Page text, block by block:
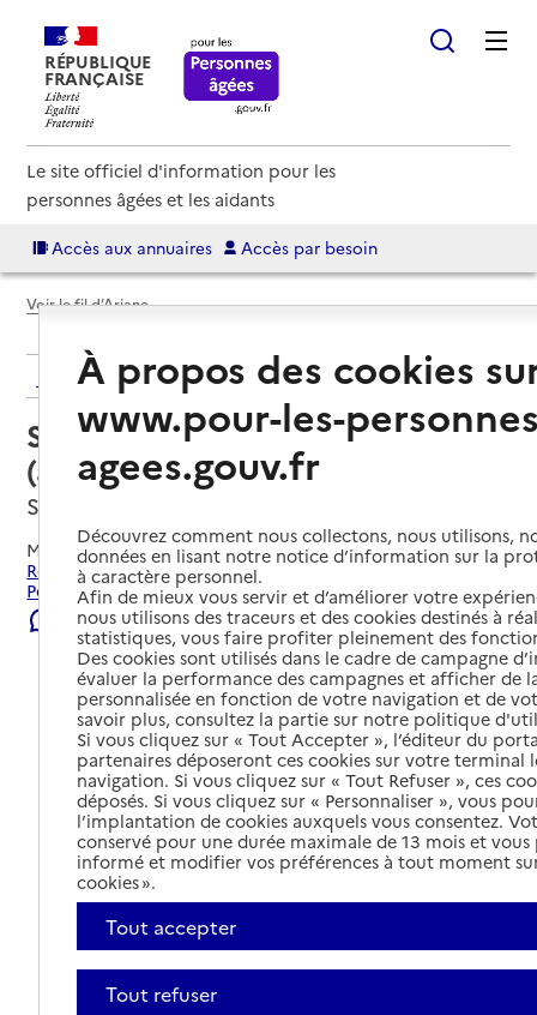
RÉPUBLIQUE
FRANÇAISE
Le site officiel d'information pour les
personnes âgées et les aidants
Accès aux annuaires Accès par besoin
Voir le fil d’Ariane
Retour aux résultats de l'annuaire
Service autonomie à domicile
(aide) – Services du CCAS
Saint-Pourçain-sur-Sioule, ALLIER
Mis à jour le22/07/2026
Rechercher les établissements et services autour de Saint-
Pourçain-sur-Sioule.
Signaler une erreur
À propos des cookies
www.pour-les-
agees.gouv.fr
Découvrez comment nous collectons, nous utilisons,
données en lisant notre notice d’information sur la
à caractère personnel.
Afin de mieux vous servir et d’améliorer votre
nous utilisons des traceurs et des cookies destinés à
statistiques, vous faire profiter pleinement des
Des cookies sont utilisés dans le cadre de campagne
évaluer la performance des campagnes et afficher de
personnalisée en fonction de votre navigation et de
savoir plus, consultez la partie sur notre politique
Si vous cliquez sur « Tout Accepter », l’éditeur du
partenaires déposeront ces cookies sur votre terminal
navigation. Si vous cliquez sur « Tout Refuser », ces
déposés. Si vous cliquez sur « Personnaliser », vous
l’implantation de cookies auxquels vous consentez.
conservé pour une durée maximale de 13 mois et
informé et modifier vos préférences à tout moment
cookies ».
Tout accepter
Tout refuser